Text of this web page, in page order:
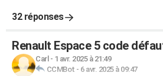
32 réponses
Renault Espace 5 code
Carl - 1 avr. 2025 à 21:49
CCMBot - 6 avr. 2025 à 09:47